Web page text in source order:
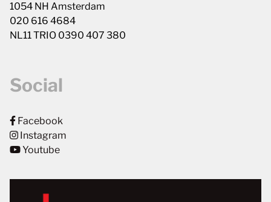
1054 NH Amsterdam
020 616 4684
NL11 TRIO 0390 407 380
Social
Facebook
Instagram
Youtube